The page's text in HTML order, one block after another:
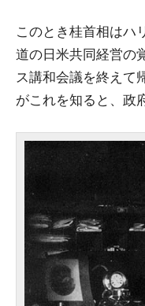
このとき桂首相はハ
道の日米共同経営の
ス講和会議を終えて
がこれを知ると、政